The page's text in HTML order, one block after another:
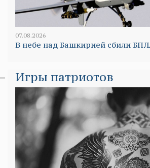
07.08.2026
В небе над Башкирией сбили
Игры патриотов